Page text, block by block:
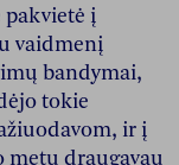
pakvietė į
vaidmenį
bandymai,
tokie
ir į
metu draugavau